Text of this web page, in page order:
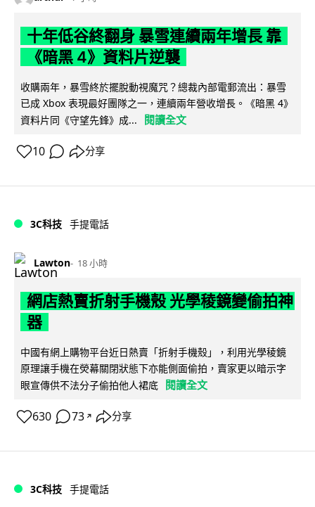
十年低谷終翻身 暴雪連續兩年增長 靠
《暗黑 4》資料片逆襲
收購兩年，暴雪終於擺脫動視魔咒？總裁內部電郵流出：暴雪
已成 Xbox 表現最好團隊之一，連續兩年營收增長。《暗黑 4》
資料片同《守望先鋒》成...
閱讀全文
10 分享
3C科技 手提電話
Lawton 18 小時
網店熱賣折射手機殼 光學稜鏡變偷拍神
器
中國有網上購物平台近日熱賣「折射手機殼」，利用光學稜鏡
原理讓手機在熒幕關閉狀態下亦能側面偷拍，賣家更以暗示字
眼宣傳供不法分子偷拍他人裙底
閱讀全文
630 73 ↗ 分享
3C科技 手提電話